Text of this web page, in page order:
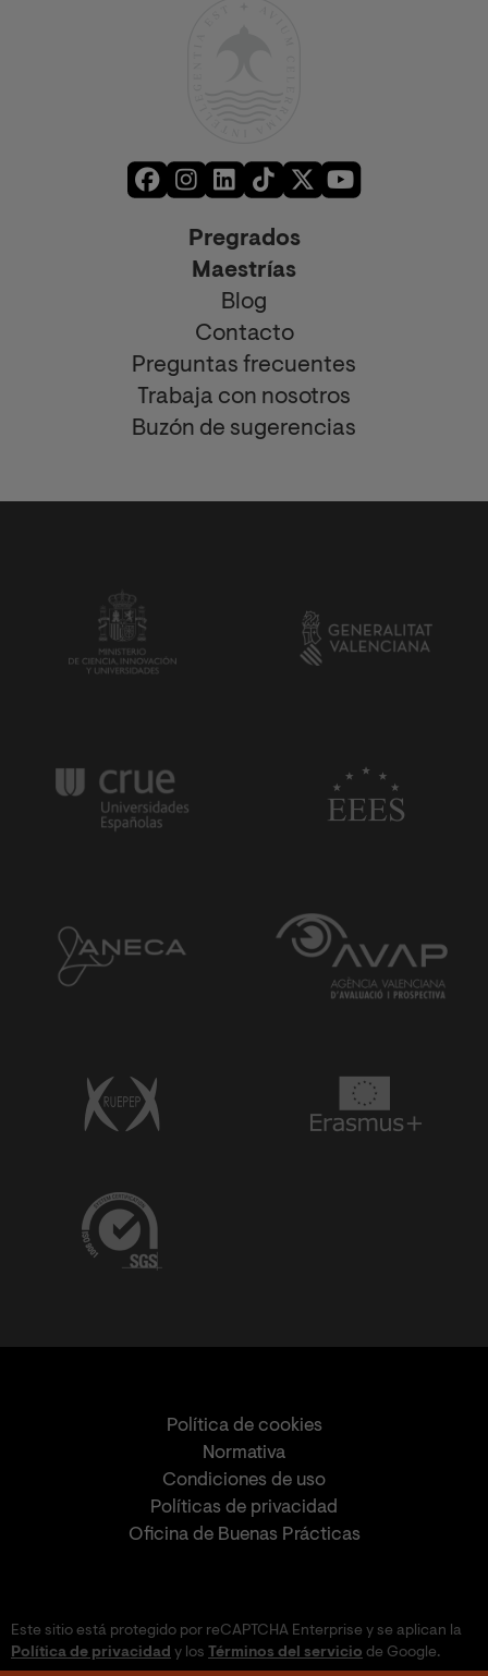
Pregrados
Maestrías
Blog
Contacto
Preguntas frecuentes
Trabaja con nosotros
Buzón de sugerencias
Política de cookies
Normativa
Condiciones de uso
Políticas de privacidad
Oficina de Buenas Prácticas
Este sitio está protegido por reCAPTCHA Enterprise y se aplican la
Política de privacidad y los Términos del servicio de Google.